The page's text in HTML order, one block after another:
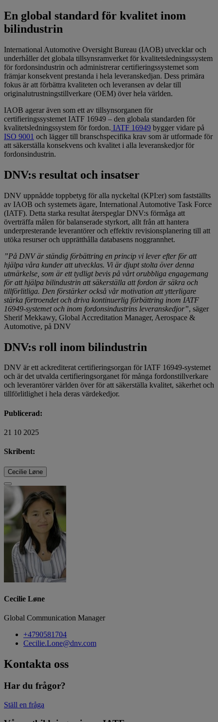
En global standard för kvalitet inom
bilindustrin
International Automotive Oversight Bureau (IAOB) utvecklar och
underhåller det globala tillsynsramverket för kvalitetsledningssystem
för fordonsindustrin och administrerar certifieringssystemet som
främjar konsekvent prestanda i hela leveranskedjan. Dess primära
fokus är att förbättra kvaliteten och leveransen av delar till
originalutrustningstillverkare (OEM) över hela världen.
IAOB agerar även som ett av tillsynsorganen för
certifieringssystemet IATF 16949 – den globala standarden för
kvalitetsledningssystem för fordon. IATF 16949 bygger vidare på
ISO 9001 och lägger till branschspecifika krav som är utformade för
att säkerställa konsekvens och kvalitet i alla leveranskedjor för
fordonsindustrin.
DNV:s resultat och insatser
DNV uppnådde toppbetyg för alla nyckeltal (KPI:er) som fastställts
av IAOB och systemets ägare, International Automotive Task Force
(IATF). Detta starka resultat återspeglar DNV:s förmåga att
överträffa målen för balanserade styrkort, allt från att hantera
underpresterande leverantörer och effektiv revisionsplanering till att
utöka resurser och upprätthålla databasens noggrannhet.
”På DNV är ständig förbättring en princip vi lever efter för att
hjälpa våra kunder att utvecklas. Vi är djupt stolta över denna
utmärkelse, som är ett tydligt bevis på vårt orubbliga engagemang
för att hjälpa bilindustrin att säkerställa att fordon är säkra och
tillförlitliga. Den förstärker också vår motivation att ytterligare
stärka förtroendet och driva kontinuerlig förbättring inom IATF
16949-systemet och inom fordonsindustrins leveranskedjor”, säger
Sherif Mekkawy, Global Accreditation Manager, Aerospace &
Automotive, på DNV
DNV:s roll inom bilindustrin
DNV är ett ackrediterat certifieringsorgan för IATF 16949-systemet
och är det utvalda certifieringsorganet för många fordonstillverkare
och leverantörer världen över för att säkerställa kvalitet, säkerhet och
tillförlitlighet i hela deras värdekedjor.
Publicerad:
21 10 2025
Skribent:
Cecilie Løne
Cecilie Løne
Global Communication Manager
+4790581704
Cecilie.Lone@dnv.com
Kontakta oss
Har du frågor?
Ställ en fråga